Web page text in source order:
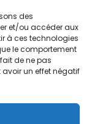
des
et/ou accéder aux
à ces technologies
le comportement
de ne pas
avoir un effet négatif